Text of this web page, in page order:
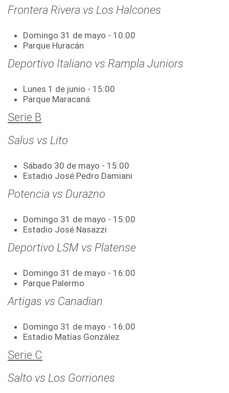
Frontera Rivera vs Los Halcones
Domingo 31 de mayo - 10:00
Parque Huracán
Deportivo Italiano vs Rampla Juniors
Lunes 1 de junio - 15:00
Parque Maracaná
Serie B
Salus vs Lito
Sábado 30 de mayo - 15:00
Estadio José Pedro Damiani
Potencia vs Durazno
Domingo 31 de mayo - 15:00
Estadio José Nasazzi
Deportivo LSM vs Platense
Domingo 31 de mayo - 16:00
Parque Palermo
Artigas vs Canadian
Domingo 31 de mayo - 16:00
Estadio Matías González
Serie C
Salto vs Los Gorriones